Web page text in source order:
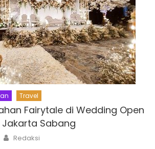
Travel
Fairytale di Wedding Open
Jakarta Sabang
Author
Redaksi